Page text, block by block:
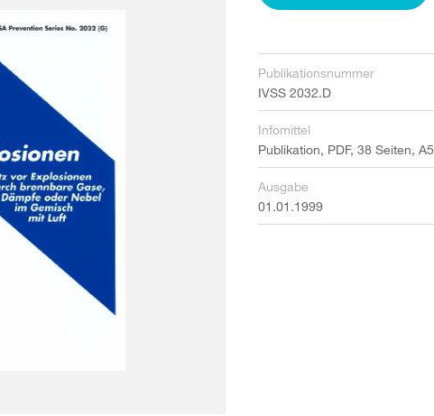
Publikationsnummer
IVSS 2032.D
Infomittel
Publikation, PDF, 38 Seiten, A5
Ausgabe
01.01.1999